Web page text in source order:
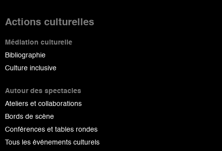
Actions culturelles
Médiation culturelle
Bibliographie
Culture inclusive
Autour des spectacles
Ateliers et collaborations
Bords de scène
Conférences et tables rondes
Tous les événements culturels